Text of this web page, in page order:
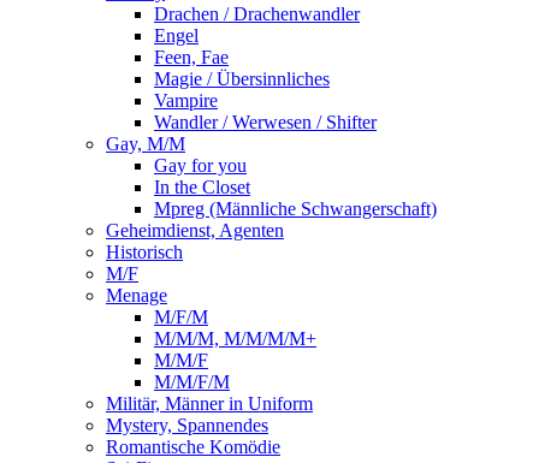
Drachen / Drachenwandler
Engel
Feen, Fae
Magie / Übersinnliches
Vampire
Wandler / Werwesen / Shifter
Gay, M/M
Gay for you
In the Closet
Mpreg (Männliche Schwangerschaft)
Geheimdienst, Agenten
Historisch
M/F
Menage
M/F/M
M/M/M, M/M/M/M+
M/M/F
M/M/F/M
Militär, Männer in Uniform
Mystery, Spannendes
Romantische Komödie